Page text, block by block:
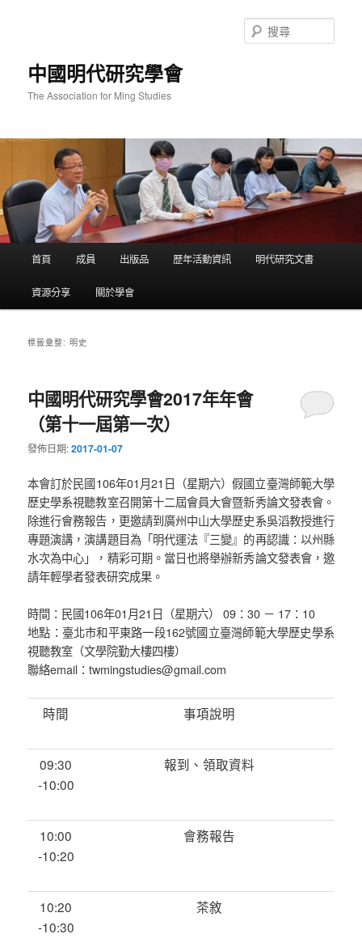
中國明代研究學會
The Association for Ming Studies
尋
首頁 成員 出版品 歷年活動資訊 明代研究文書
資源分享 關於學會
標籤彙整:明史
中國明代研究學會2017年年會
（第十一屆第一次）
發佈日期:2017-01-07
本會訂於民國106年01月21日（星期六）假國立臺灣師範大學
歷史學系視聽教室召開第十二屆會員大會暨新秀論文發表會。
除進行會務報告，更邀請到廣州中山大學歷史系吳滔教授進行
專題演講，演講題目為「明代運法『三變』的再認識：以州縣
水次為中心」，精彩可期。當日也將舉辦新秀論文發表會，邀
請年輕學者發表研究成果。
時間：民國106年01月21日（星期六） 09：30 － 17：10
地點：臺北市和平東路一段162號國立臺灣師範大學歷史學系
視聽教室（文學院勤大樓四樓）
聯絡email：twmingstudies@gmail.com
時間 事項說明
09:30
-10:00
報到、領取資料
10:00
-10:20
會務報告
10:20
-10:30
茶敘